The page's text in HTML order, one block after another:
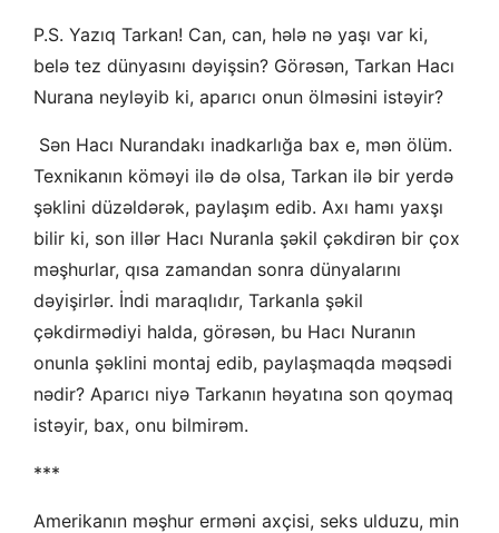
P.S. Yazıq Tarkan! Can, can, hələ nə yaşı var ki,
belə tez dünyasını dəyişsin? Görəsən, Tarkan Hacı
Nurana neyləyib ki, aparıcı onun ölməsini istəyir?
Sən Hacı Nurandakı inadkarlığa bax e, mən ölüm.
Texnikanın köməyi ilə də olsa, Tarkan ilə bir yerdə
şəklini düzəldərək, paylaşım edib. Axı hamı yaxşı
bilir ki, son illər Hacı Nuranla şəkil çəkdirən bir çox
məşhurlar, qısa zamandan sonra dünyalarını
dəyişirlər. İndi maraqlıdır, Tarkanla şəkil
çəkdirmədiyi halda, görəsən, bu Hacı Nuranın
onunla şəklini montaj edib, paylaşmaqda məqsədi
nədir? Aparıcı niyə Tarkanın həyatına son qoymaq
istəyir, bax, onu bilmirəm.
***
Amerikanın məşhur erməni axçisi, seks ulduzu, min